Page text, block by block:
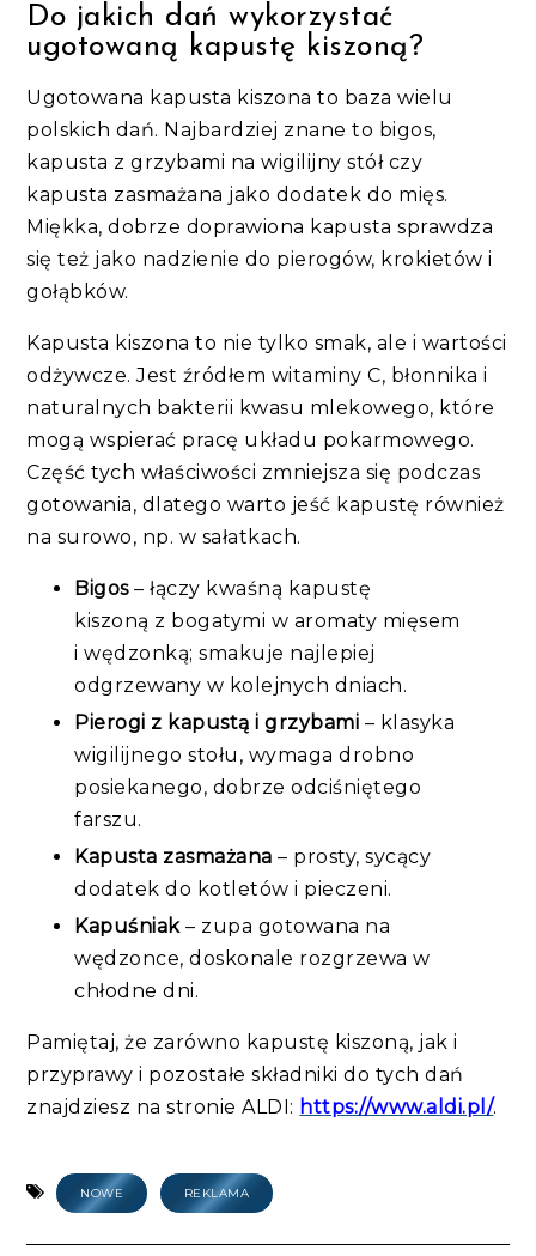
Do jakich dań wykorzystać
ugotowaną kapustę kiszoną?
Ugotowana kapusta kiszona to baza wielu
polskich dań. Najbardziej znane to bigos,
kapusta z grzybami na wigilijny stół czy
kapusta zasmażana jako dodatek do mięs.
Miękka, dobrze doprawiona kapusta sprawdza
się też jako nadzienie do pierogów, krokietów i
gołąbków.
Kapusta kiszona to nie tylko smak, ale i wartości
odżywcze. Jest źródłem witaminy C, błonnika i
naturalnych bakterii kwasu mlekowego, które
mogą wspierać pracę układu pokarmowego.
Część tych właściwości zmniejsza się podczas
gotowania, dlatego warto jeść kapustę również
na surowo, np. w sałatkach.
Bigos – łączy kwaśną kapustę
kiszoną z bogatymi w aromaty mięsem
i wędzonką; smakuje najlepiej
odgrzewany w kolejnych dniach.
Pierogi z kapustą i grzybami – klasyka
wigilijnego stołu, wymaga drobno
posiekanego, dobrze odciśniętego
farszu.
Kapusta zasmażana – prosty, sycący
dodatek do kotletów i pieczeni.
Kapuśniak – zupa gotowana na
wędzonce, doskonale rozgrzewa w
chłodne dni.
Pamiętaj, że zarówno kapustę kiszoną, jak i
przyprawy i pozostałe składniki do tych dań
znajdziesz na stronie ALDI: https://www.aldi.pl/.
NOWE REKLAMA